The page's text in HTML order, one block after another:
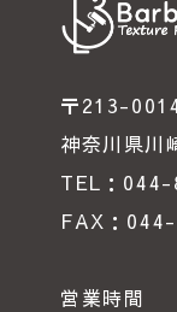
〒213-
神奈川県川
TEL：
FAX：
営業時間